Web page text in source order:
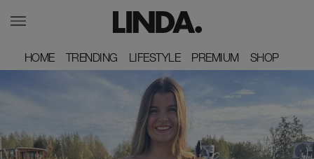
HOME
HOME TRENDING
TRENDING LIFESTYLE
LIFESTYLE PREMIUM
PREMIUM SHOP
SHOP